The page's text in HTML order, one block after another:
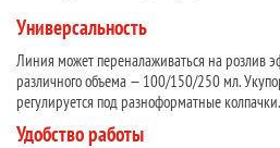
Универсальность
Линия может переналаживаться на розлив
различного объема — 100/150/250 мл.
регулируется под разноформатные колпачки.
Удобство работы